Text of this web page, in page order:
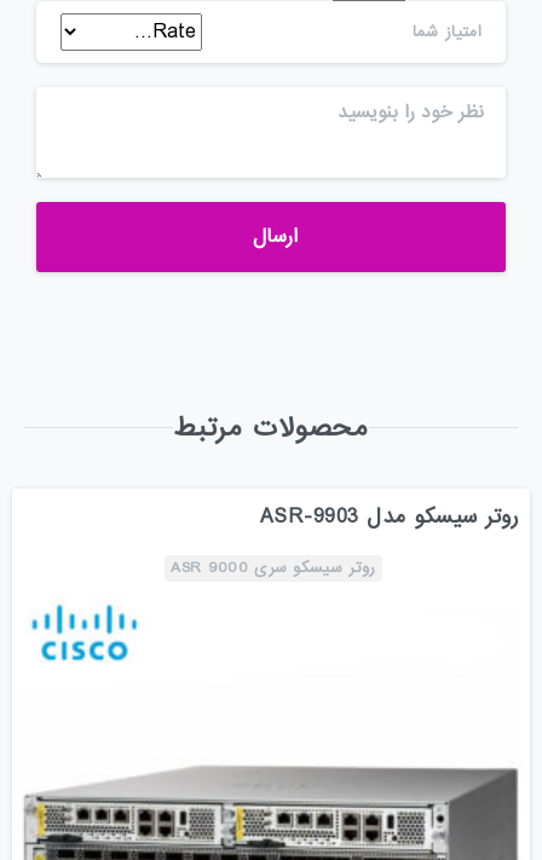
امتیاز شما
محصولات مرتبط
روتر سیسکو مدل ASR-9903
روتر سیسکو سری ASR 9000